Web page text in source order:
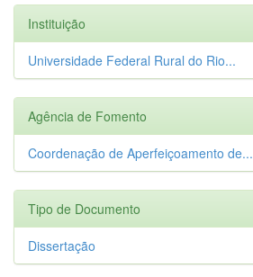
Instituição
Universidade Federal Rural do Rio...
Agência de Fomento
Coordenação de Aperfeiçoamento de...
Tipo de Documento
Dissertação